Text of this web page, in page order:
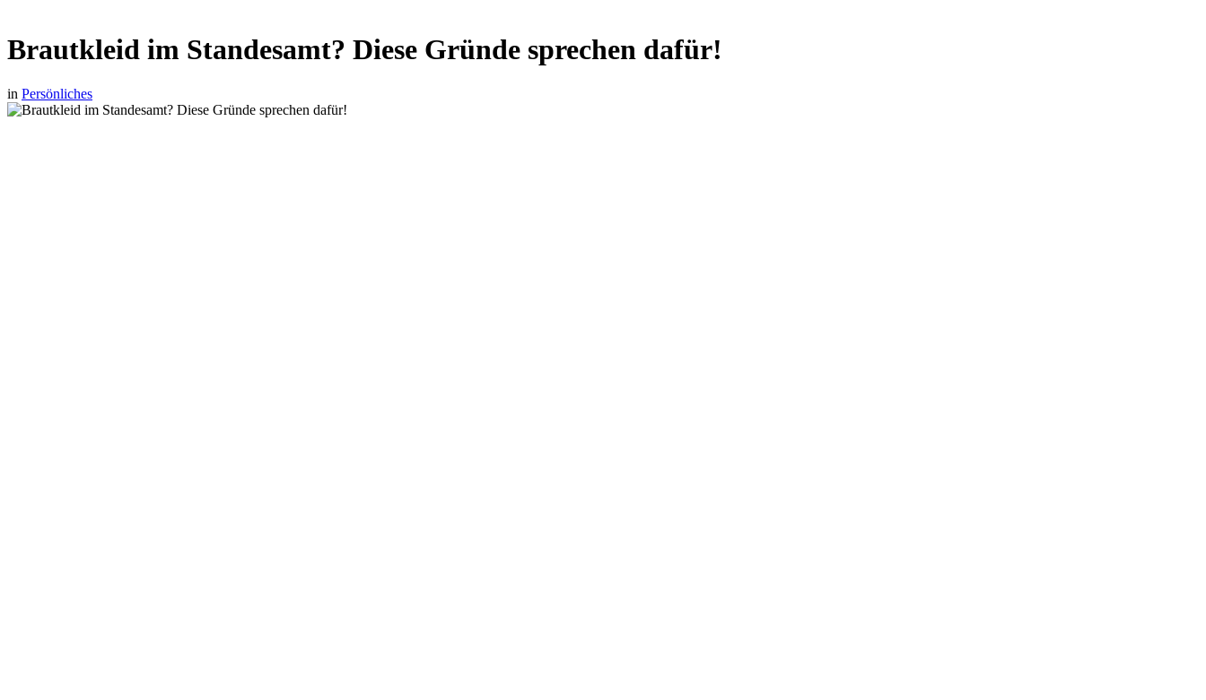
Brautkleid im Standesamt? Diese Gründe sprechen dafür!
in Persönliches